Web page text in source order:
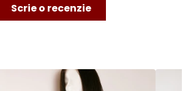
Scrie o recenzie